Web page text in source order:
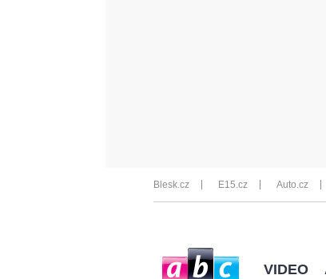
Blesk.cz E15.cz Auto.cz
VIDEO